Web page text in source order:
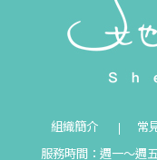
組織簡介 常
服務時間：週一～週